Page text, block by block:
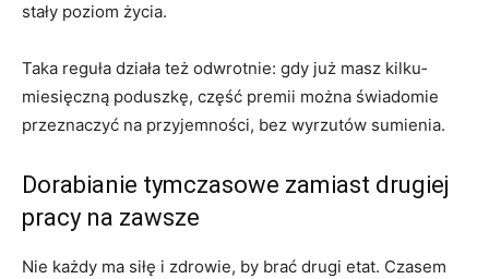
stały poziom życia.
Taka reguła działa też odwrotnie: gdy już masz kilku­
miesięczną poduszkę, część premii można świadomie
przeznaczyć na przyjemności, bez wyrzutów sumienia.
Dorabianie tymczasowe zamiast drugiej
pracy na zawsze
Nie każdy ma siłę i zdrowie, by brać drugi etat. Czasem